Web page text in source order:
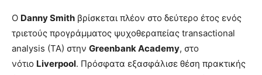
Ο Danny Smith βρίσκεται πλέον στο δεύτερο έτος ενός
τριετούς προγράμματος ψυχοθεραπείας transactional
analysis (TA) στην Greenbank Academy, στο
νότιο Liverpool. Πρόσφατα εξασφάλισε θέση πρακτικής